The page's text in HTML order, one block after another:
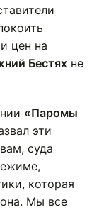
цен на
Бестях не
«Паромы
эти
суда
которая
Мы все